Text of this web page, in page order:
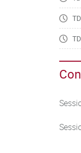
TD
TD